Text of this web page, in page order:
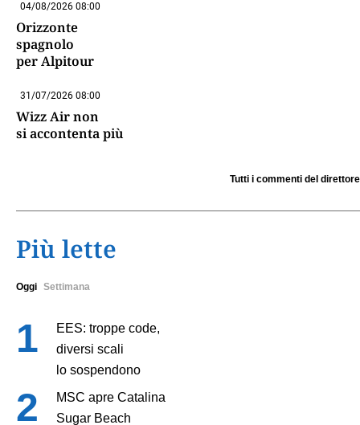
04/08/2026 08:00
Orizzonte
spagnolo
per Alpitour
31/07/2026 08:00
Wizz Air non
si accontenta più
Tutti i commenti del direttore
Più lette
Oggi Settimana
EES: troppe code,
diversi scali
lo sospendono
MSC apre Catalina
Sugar Beach